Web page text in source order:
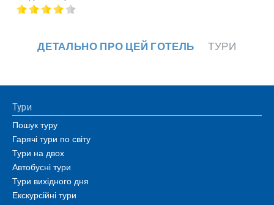
ДЕТАЛЬНО ПРО ЦЕЙ ГОТЕЛЬ ТУРИ
Тури
Пошук туру
Гарячі тури по світу
Тури на двох
Автобусні тури
Тури вихідного дня
Екскурсійні тури